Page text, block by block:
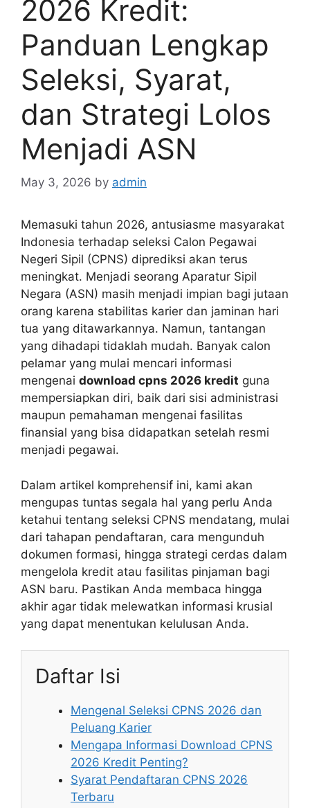
2026 Kredit:
Panduan Lengkap
Seleksi, Syarat,
dan Strategi Lolos
Menjadi ASN
May 3, 2026 by admin
Memasuki tahun 2026, antusiasme masyarakat
Indonesia terhadap seleksi Calon Pegawai
Negeri Sipil (CPNS) diprediksi akan terus
meningkat. Menjadi seorang Aparatur Sipil
Negara (ASN) masih menjadi impian bagi jutaan
orang karena stabilitas karier dan jaminan hari
tua yang ditawarkannya. Namun, tantangan
yang dihadapi tidaklah mudah. Banyak calon
pelamar yang mulai mencari informasi
mengenai download cpns 2026 kredit guna
mempersiapkan diri, baik dari sisi administrasi
maupun pemahaman mengenai fasilitas
finansial yang bisa didapatkan setelah resmi
menjadi pegawai.
Dalam artikel komprehensif ini, kami akan
mengupas tuntas segala hal yang perlu Anda
ketahui tentang seleksi CPNS mendatang, mulai
dari tahapan pendaftaran, cara mengunduh
dokumen formasi, hingga strategi cerdas dalam
mengelola kredit atau fasilitas pinjaman bagi
ASN baru. Pastikan Anda membaca hingga
akhir agar tidak melewatkan informasi krusial
yang dapat menentukan kelulusan Anda.
Daftar Isi
Mengenal Seleksi CPNS 2026 dan
Peluang Karier
Mengapa Informasi Download CPNS
2026 Kredit Penting?
Syarat Pendaftaran CPNS 2026
Terbaru